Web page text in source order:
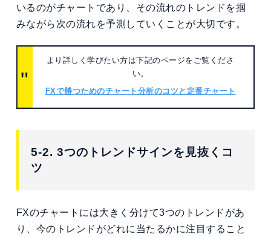
いるのがチャートであり、その流れのトレンドを掴
みながら次の流れを予測していくことが大切です。
より詳しく学びたい方は下記のページをご覧くださ
い。
FXで勝つためのチャート分析のコツと定番チャート
5-2. 3つのトレンドサインを見抜くコ
ツ
FXのチャートには大きく分けて3つのトレンドがあ
り、今のトレンドがどれに当たるかに注目すること